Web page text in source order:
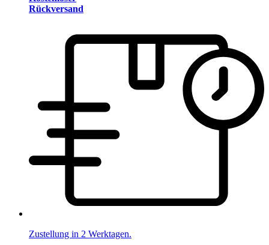
Rückversand
Zustellung in 2 Werktagen.